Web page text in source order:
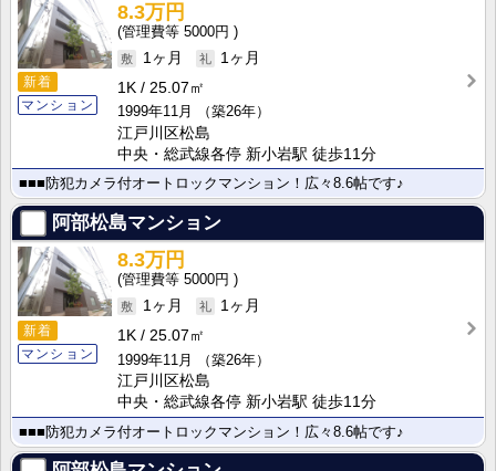
新着
マンション
8.3万円
5000円
1ヶ月
1ヶ月
1K
25.07㎡
1999年11月
（築26年）
江戸川区松島
中央・総武線各停 新小岩駅 徒歩11分
■■■防犯カメラ付オートロックマンション！広々8.6帖です♪
阿部松島マンション
新着
マンション
8.3万円
5000円
1ヶ月
1ヶ月
1K
25.07㎡
1999年11月
（築26年）
江戸川区松島
中央・総武線各停 新小岩駅 徒歩11分
■■■防犯カメラ付オートロックマンション！広々8.6帖です♪